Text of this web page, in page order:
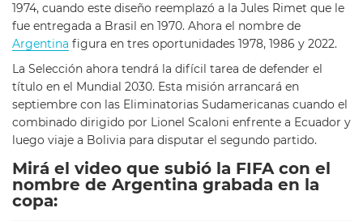
1974, cuando este diseño reemplazó a la Jules Rimet que le
fue entregada a Brasil en 1970. Ahora el nombre de
Argentina figura en tres oportunidades 1978, 1986 y 2022.
La Selección ahora tendrá la difícil tarea de defender el
título en el Mundial 2030. Esta misión arrancará en
septiembre con las Eliminatorias Sudamericanas cuando el
combinado dirigido por Lionel Scaloni enfrente a Ecuador y
luego viaje a Bolivia para disputar el segundo partido.
Mirá el video que subió la FIFA con el
nombre de Argentina grabada en la
copa: